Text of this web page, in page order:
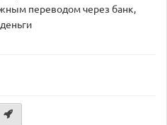
переводом через банк,